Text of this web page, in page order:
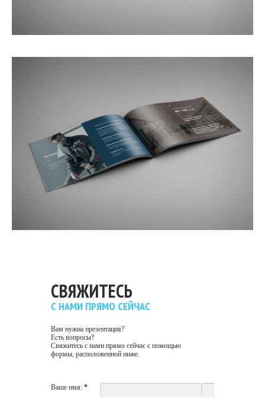
СВЯЖИТЕСЬ
С НАМИ ПРЯМО СЕЙЧАС
Вам нужна презентация?
Есть вопросы?
Свяжитесь с нами прямо сейчас с помощью
формы, расположенной ниже.
Ваше имя: *